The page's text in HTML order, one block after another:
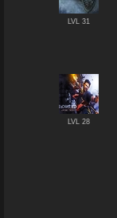
LVL 31
LVL 28